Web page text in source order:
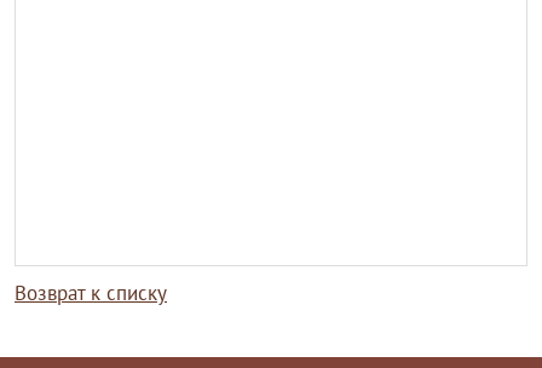
Возврат к списку